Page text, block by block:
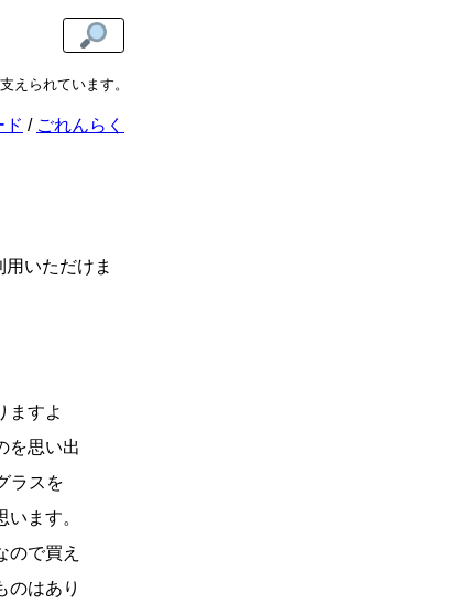
られています。
ド ごれんらく
用いただけま
ますよ
を思い出
ラスを
ます。
ので買え
のはあり